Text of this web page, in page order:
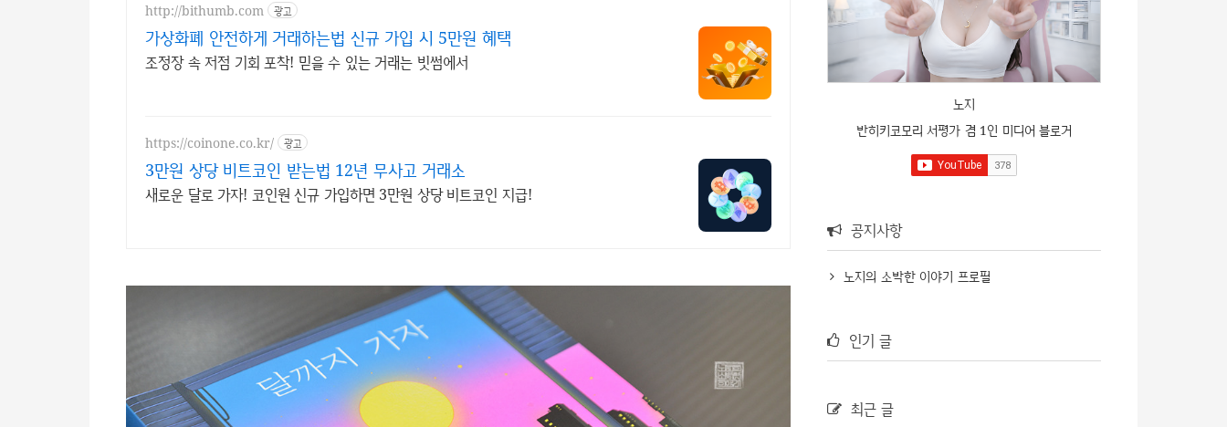
http://bithumb.com 광고
가상화폐 안전하게 거래하는법 신규 가입 시 5만원 혜택
조정장 속 저점 기회 포착! 믿을 수 있는 거래는 빗썸에서
https://coinone.co.kr/ 광고
3만원 상당 비트코인 받는법 12년 무사고 거래소
새로운 달로 가자! 코인원 신규 가입하면 3만원 상당 비트코인 지급!
노지
반히키코모리 서평가 겸 1인 미디어 블로거
공지사항
노지의 소박한 이야기 프로필
인기 글
최근 글